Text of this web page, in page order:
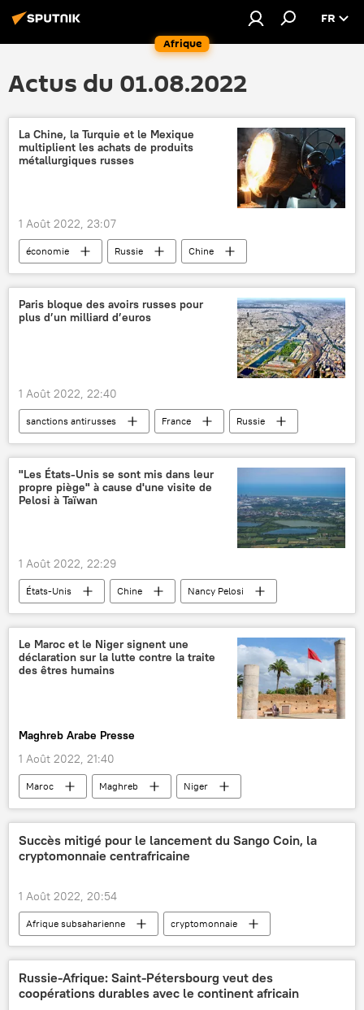
Afrique
FR
Actus du 01.08.2022
La Chine, la Turquie et le Mexique
multiplient les achats de produits
métallurgiques russes
1 Août 2022, 23:07
économie Russie
Chine
Turquie
Mexique
sidérurgie
métallurgie
commerce
sanctions antirusses
Paris bloque des avoirs russes pour
plus d’un milliard d’euros
1 Août 2022, 22:40
sanctions antirusses France
Russie
avoirs
Banque centrale de Russie (BCR)
confiscation
"Les États-Unis se sont mis dans leur
propre piège" à cause d'une visite de
Pelosi à Taïwan
1 Août 2022, 22:29
États-Unis Chine
Nancy Pelosi
Taïwan
visite
Le Maroc et le Niger signent une
déclaration sur la lutte contre la traite
des êtres humains
Maghreb Arabe Presse
1 Août 2022, 21:40
Maroc Maghreb
Niger
Afrique subsaharienne
traite des êtres humains
International
Succès mitigé pour le lancement du Sango Coin, la
cryptomonnaie centrafricaine
1 Août 2022, 20:54
Afrique subsaharienne
cryptomonnaie
République centrafricaine
investisseurs
Russie-Afrique: Saint-Pétersbourg veut des
coopérations durables avec le continent africain